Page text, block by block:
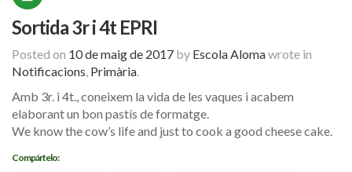
Sortida 3r i 4t EPRI
Posted on 10 de maig de 2017 by Escola Alomawrote in
Notificacions, Primària.
Amb 3r. i 4t., coneixem la vida de les vaques i acabem
elaborant un bon pastís de formatge.
We know the cow’s life and just to cook a good cheese cake.
Compártelo: